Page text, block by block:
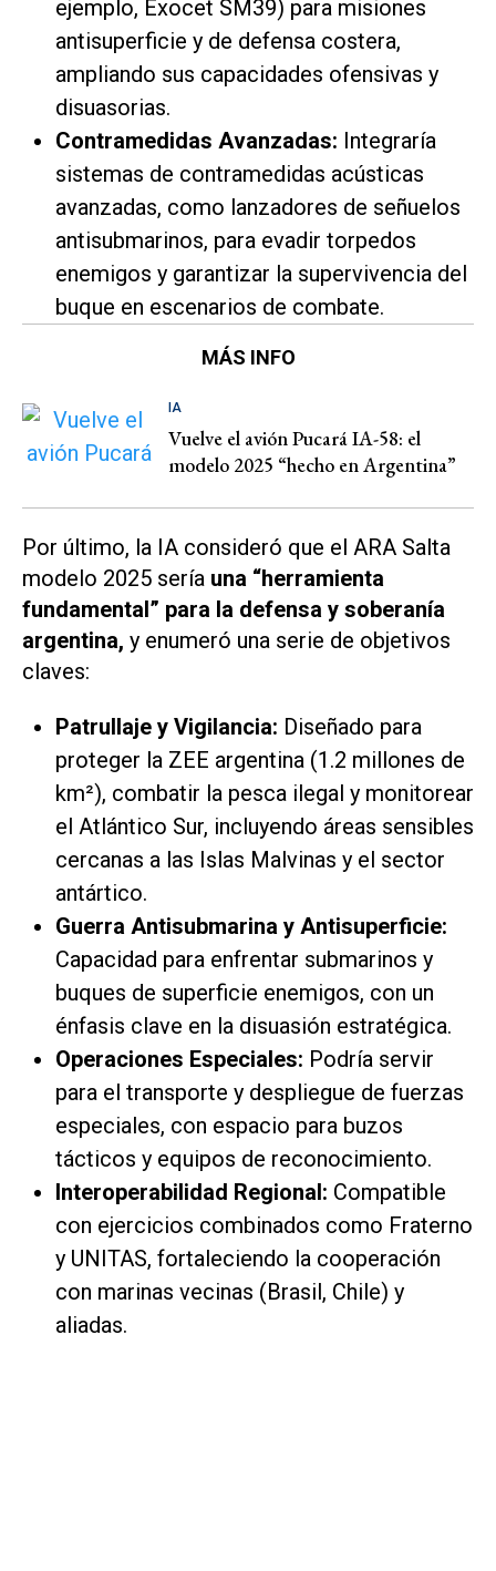
ejemplo, Exocet SM39) para misiones
antisuperficie y de defensa costera,
ampliando sus capacidades ofensivas y
disuasorias.
Contramedidas Avanzadas: Integraría
sistemas de contramedidas acústicas
avanzadas, como lanzadores de señuelos
antisubmarinos, para evadir torpedos
enemigos y garantizar la supervivencia del
buque en escenarios de combate.
MÁS INFO
IA
Vuelve el avión Pucará IA-58: el
modelo 2025 “hecho en Argentina”
Por último, la IA consideró que el ARA Salta
modelo 2025 sería una “herramienta
fundamental” para la defensa y soberanía
argentina, y enumeró una serie de objetivos
claves:
Patrullaje y Vigilancia: Diseñado para
proteger la ZEE argentina (1.2 millones de
km²), combatir la pesca ilegal y monitorear
el Atlántico Sur, incluyendo áreas sensibles
cercanas a las Islas Malvinas y el sector
antártico.
Guerra Antisubmarina y Antisuperficie:
Capacidad para enfrentar submarinos y
buques de superficie enemigos, con un
énfasis clave en la disuasión estratégica.
Operaciones Especiales: Podría servir
para el transporte y despliegue de fuerzas
especiales, con espacio para buzos
tácticos y equipos de reconocimiento.
Interoperabilidad Regional: Compatible
con ejercicios combinados como Fraterno
y UNITAS, fortaleciendo la cooperación
con marinas vecinas (Brasil, Chile) y
aliadas.